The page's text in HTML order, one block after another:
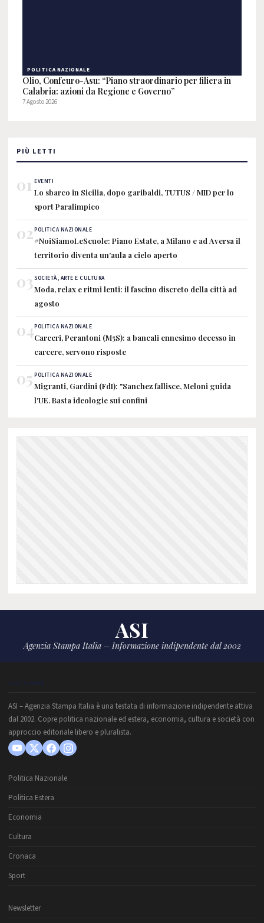
POLITICA NAZIONALE
Olio, Confeuro-Asu: “Piano straordinario per filiera in
Calabria: azioni da Regione e Governo”
7 Agosto 2026
PIÙ LETTI
01 EVENTI
Lo sbarco in Sicilia, dopo garibaldi, TUTUS / MID per lo
sport Paralimpico
02POLITICA NAZIONALE
#NoiSiamoLeScuole: Piano Estate, a Milano e ad Aversa il
territorio diventa un'aula a cielo aperto
03SOCIETÀ, ARTE E CULTURA
Moda, relax e ritmi lenti: il fascino discreto della città ad
agosto
04POLITICA NAZIONALE
Carceri, Perantoni (M5S): a bancali ennesimo decesso in
carcere, servono risposte
05 POLITICA NAZIONALE
Migranti, Gardini (FdI): "Sanchez fallisce, Meloni guida
l'UE. Basta ideologie sui confini
ASI
Agenzia Stampa Italia – Informazione indipendente dal 2002
CHI SIAMO
ASI – Agenzia Stampa Italia è una testata di informazione indipendente attiva
dal 2002. Copre politica nazionale ed estera, economia, cultura e società con
approccio editoriale libero e pluralista.
Politica Nazionale
Politica Estera
Economia
Cultura
Cronaca
Sport
Newsletter